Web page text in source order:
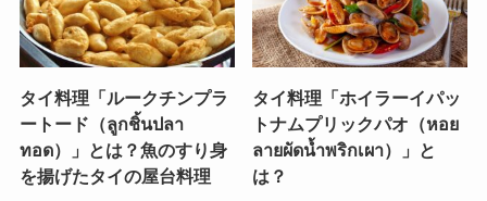
タイ料理「ルークチンプラ
ートード（ลูกชิ้นปลา
ทอด）」とは？魚のすり身
を揚げたタイの屋台料理
タイ料理「ホイラーイパッ
トナムプリックパオ（หอย
ลายผัดน้ำพริกเผา）」と
は？